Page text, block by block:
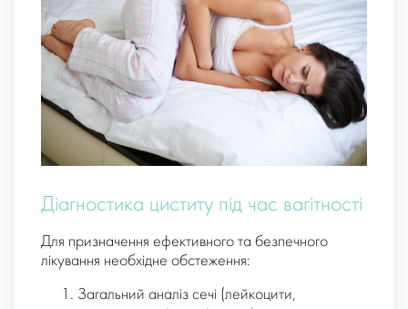
Діагностика циститу під час вагітності
Для призначення ефективного та безпечного
лікування необхідне обстеження:
Загальний аналіз сечі (лейкоцити,